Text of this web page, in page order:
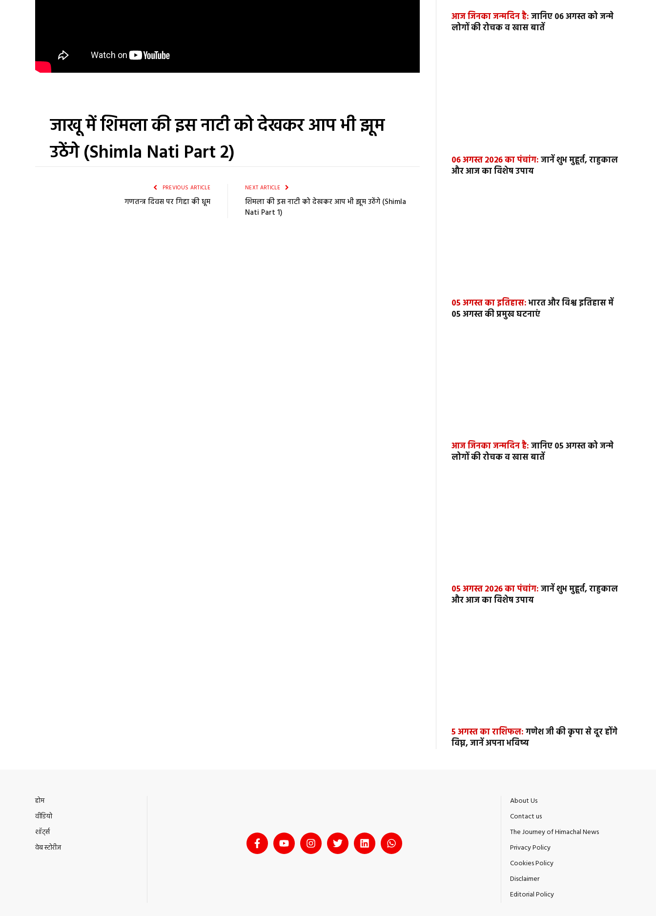
जाखू में शिमला की इस नाटी को देखकर आप भी झूम
उठेंगे (Shimla Nati Part 2)
PREVIOUS ARTICLE
गणतन्त्र दिवस पर गिद्दा की धूम
NEXT ARTICLE
शिमला की इस नाटी को देखकर आप भी झूम उठेंगे (Shimla
Nati Part 1)
आज जिनका जन्मदिन है:जानिए 06 अगस्त को जन्मे
लोगों की रोचक व खास बातें
06 अगस्त 2026 का पंचांग:जानें शुभ मुहूर्त, राहुकाल
और आज का विशेष उपाय
05 अगस्त का इतिहास:भारत और विश्व इतिहास में
05 अगस्त की प्रमुख घटनाएं
आज जिनका जन्मदिन है:जानिए 05 अगस्त को जन्मे
लोगों की रोचक व खास बातें
05 अगस्त 2026 का पंचांग:जानें शुभ मुहूर्त, राहुकाल
और आज का विशेष उपाय
5 अगस्त का राशिफल:गणेश जी की कृपा से दूर होंगे
विघ्न, जानें अपना भविष्य
होम
वीडियो
शॉर्ट्स
वेब स्टोरीज
About Us
Contact us
The Journey of Himachal News
Privacy Policy
Cookies Policy
Disclaimer
Editorial Policy